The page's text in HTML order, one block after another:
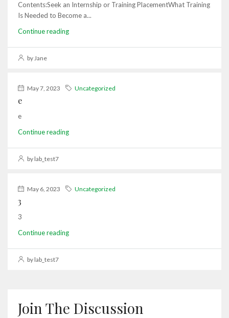
Contents:Seek an Internship or Training PlacementWhat Training
Is Needed to Become a...
Continue reading
by Jane
May 7, 2023 Uncategorized
e
e
Continue reading
by lab_test7
May 6, 2023 Uncategorized
3
3
Continue reading
by lab_test7
Join The Discussion